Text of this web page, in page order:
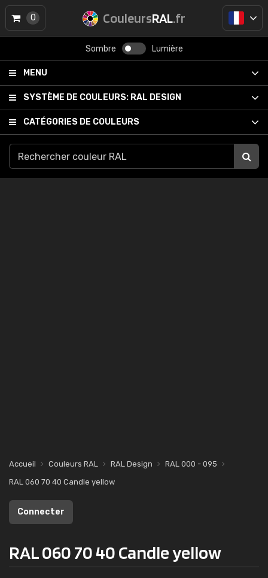
CouleursRAL.fr
Sombre Lumière
MENU
SYSTÈME DE COULEURS: RAL DESIGN
CATÉGORIES DE COULEURS
0
Accueil Couleurs RAL RAL Design
RAL 000 - 095
RAL 060 70 40 Candle yellow
Connecter
RAL 060 70 40 Candle yellow